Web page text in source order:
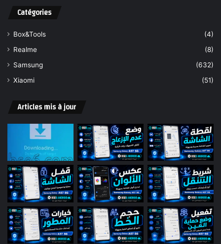
Catégories
Box&Tools
(4)
Realme
(8)
Samsung
(632)
Xiaomi
(51)
Articles mis à jour